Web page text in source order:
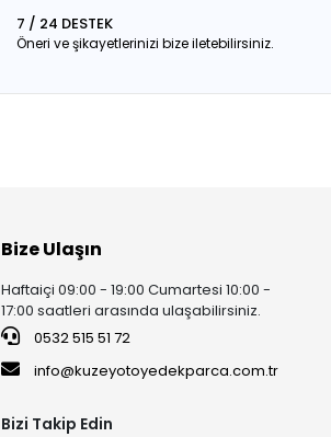
7 / 24 DESTEK
Öneri ve şikayetlerinizi bize iletebilirsiniz.
Bize Ulaşın
Haftaiçi 09:00 - 19:00 Cumartesi 10:00 -
17:00 saatleri arasında ulaşabilirsiniz.
0532 515 51 72
info@kuzeyotoyedekparca.com.tr
Bizi Takip Edin